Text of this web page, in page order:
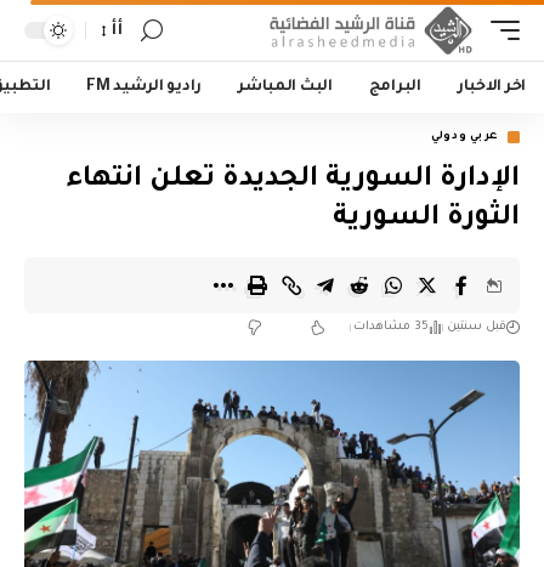
أأ
اخر الاخبار البرامج البث المباشر راديو الرشيد FM
عربي ودولي
الإدارة السورية الجديدة تعلن انتهاء
الثورة السورية
قبل سنتين 35 مشاهدات